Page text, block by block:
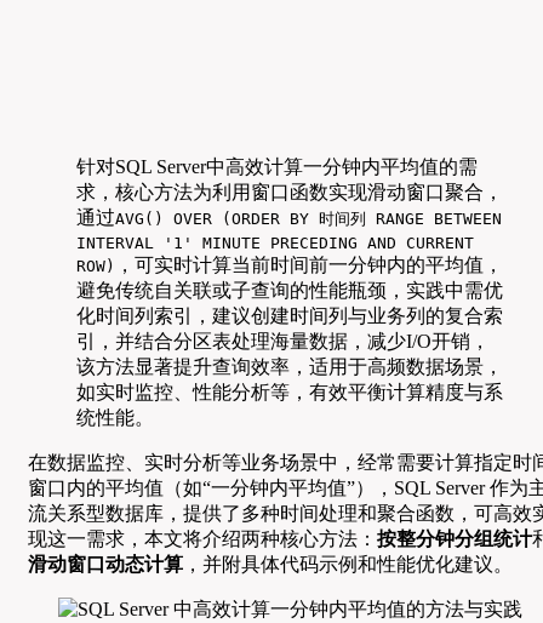
针对SQL Server中高效计算一分钟内平均值的需
求，核心方法为利用窗口函数实现滑动窗口聚合，
通过AVG() OVER (ORDER BY 时间列 RANGE BETWEEN
INTERVAL '1' MINUTE PRECEDING AND CURRENT
ROW)
，可实时计算当前时间前一分钟内的平均值，
避免传统自关联或子查询的性能瓶颈，实践中需优
化时间列索引，建议创建时间列与业务列的复合索
引，并结合分区表处理海量数据，减少I/O开销，
该方法显著提升查询效率，适用于高频数据场景，
如实时监控、性能分析等，有效平衡计算精度与系
统性能。
在数据监控、实时分析等业务场景中，经常需要计算指定时
窗口内的平均值（如“一分钟内平均值”），SQL Server 作为
流关系型数据库，提供了多种时间处理和聚合函数，可高效
现这一需求，本文将介绍两种核心方法： 按整分钟分组统计
滑动窗口动态计算 ，并附具体代码示例和性能优化建议。